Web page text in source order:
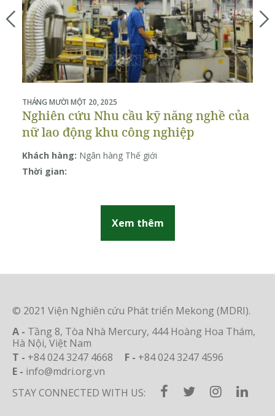
THÁNG MƯỜI MỘT 20, 2025
Nghiên cứu Nhu cầu kỹ năng nghề của
nữ lao động khu công nghiệp
Khách hàng: Ngân hàng Thế giới
Thời gian:
Xem thêm
© 2021 Viện Nghiên cứu Phát triển Mekong (MDRI).
A - Tầng 8, Tòa Nhà Mercury, 444 Hoàng Hoa Thám,
Hà Nội, Việt Nam
T - +84 024 3247 4668 F - +84 024 3247 4596
E - info@mdri.org.vn
STAY CONNECTED WITH US: